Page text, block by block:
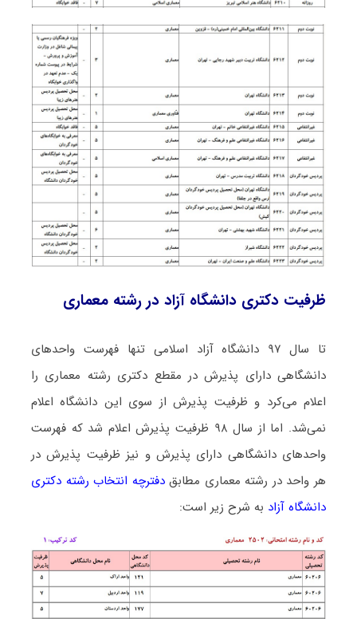
ظرفیت دکتری دانشگاه آزاد در رشته ﻣﻌﻤﺎری
تا سال ۹۷ دانشگاه آزاد اسلامی تنها فهرست واحدهای
دانشگاهی دارای پذیرش در مقطع دکتری رشته ﻣﻌﻤﺎری را
اعلام می‌کرد و ظرفیت پذیرش از سوی این دانشگاه اعلام
نمی‌شد. اما از سال ۹۸ ظرفیت پذیرش اعلام شد که فهرست
واحدهای دانشگاهی دارای پذیرش و نیز ظرفیت پذیرش در
هر واحد در رشته ﻣﻌﻤﺎری مطابقدفترچه انتخاب رشته دکتری
دانشگاه آزاد به شرح زیر است: